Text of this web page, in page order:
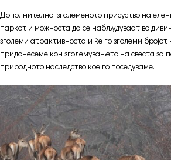
Дополнително, зголеменото присуство на
паркот и можноста да се набљудуваат во
зголеми атрактивноста и ќе го зголеми
придонесеме кон зголемувањето на свеста за
природното наследство кое го поседуваме.